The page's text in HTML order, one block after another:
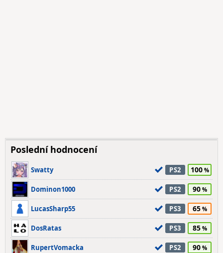
Poslední hodnocení
Swatty PS2 100
Dominon1000 PS2 90
LucasSharp55 PS3 65
DosRatas PS3 85
RupertVomacka PS2 90